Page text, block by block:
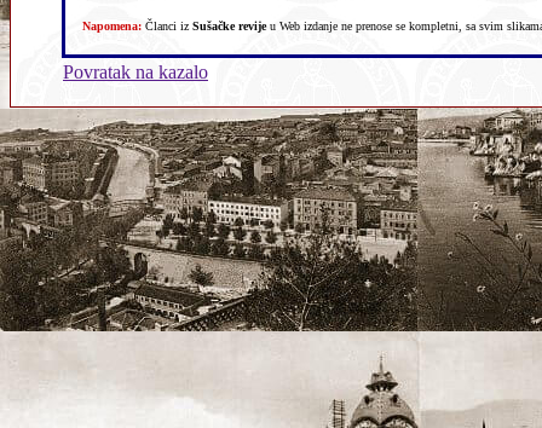
Napomena: Članci iz Sušačke revijeu Web izdanje ne prenose se kompletni, sa svim
Povratak na kazalo